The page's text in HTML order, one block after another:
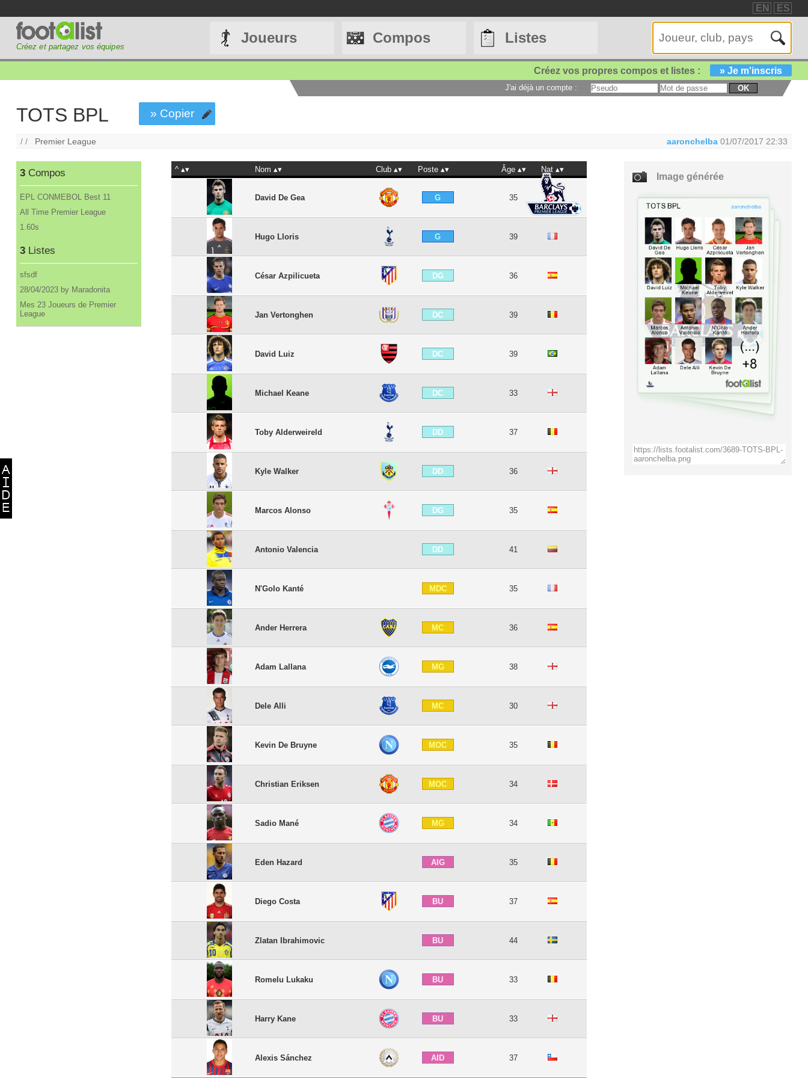
EN ES
Créez et partagez vos équipes
Joueurs Compos Listes
Créez vos propres compos et listes : » Je m'inscris
J'ai déjà un compte : OK
TOTS BPL » Copier
/ / Premier League aaronchelba 01/07/2017 22:33
3 Compos
EPL CONMEBOL Best 11
All Time Premier League
1.60s
3 Listes
sfsdf
28/04/2023 by Maradonita
Mes 23 Joueurs de Premier
League
^ Nom Club Poste Âge Nat
David De Gea G 35
Hugo Lloris G 39
César Azpilicueta DG 36
Jan Vertonghen DC 39
David Luiz DC 39
Michael Keane DC 33
Toby Alderweireld DD 37
Kyle Walker DD 36
Marcos Alonso DG 35
Antonio Valencia DD 41
N'Golo Kanté MDC 35
Ander Herrera MC 36
Adam Lallana MG 38
Dele Alli MC 30
Kevin De Bruyne MOC 35
Christian Eriksen MOC 34
Sadio Mané MG 34
Eden Hazard AIG 35
Diego Costa BU 37
Zlatan Ibrahimovic BU 44
Romelu Lukaku BU 33
Harry Kane BU 33
Alexis Sánchez AID 37
Image générée